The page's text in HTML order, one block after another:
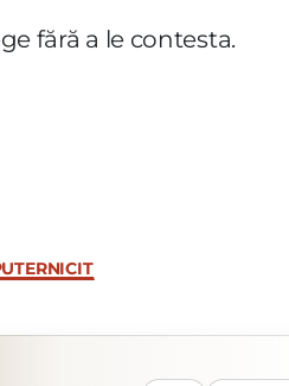
fără a le contesta.